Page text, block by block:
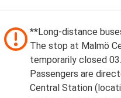
**Long-distance
The stop at Malmö
temporarily closed
Passengers are
Central Station